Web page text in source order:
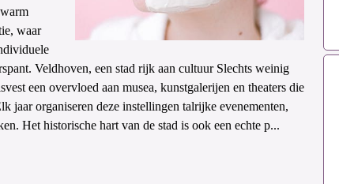
waar
Veldhoven, een stad rijk aan cultuur Slechts weinig
een overvloed aan musea, kunstgalerijen en theaters die
jaar organiseren deze instellingen talrijke evenementen,
Het historische hart van de stad is ook een echte p...